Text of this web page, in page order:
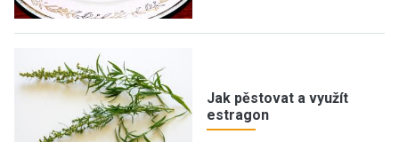
Jak pěstovat a využít
estragon